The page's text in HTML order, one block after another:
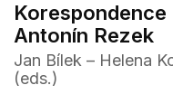
Korespondence
Antonín Rezek
Jan Bílek – Helena
(eds.)